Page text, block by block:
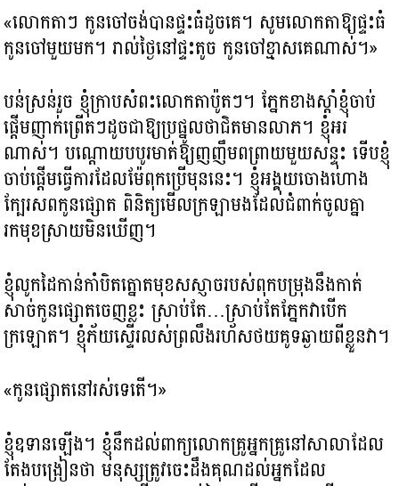
«លោកតាៗ កូនចៅចង់បានផ្ទះធំដូចគេ។ សូមលោកតាឱ្យផ្ទះធំ
កូនចៅមួយមក។ រាល់ថ្ងៃនៅផ្ទះតូច កូនចៅខ្មាសគេណាស់។»
បន់ស្រន់រួច ខ្ញុំក្រាបសំពះលោកតាប៉ូតៗ។ ភ្នែកខាងស្តាំខ្ញុំចាប់
ផ្តើមញាក់ព្រើតៗដូចជាឱ្យប្រផ្នូលថាជិតមានលាភ។​ ខ្ញុំអរ
ណាស់។ បណ្តោយបបូរមាត់ឱ្យញញឹមពព្រាយមួយសន្ទុះ ទើបខ្ញុំ
ចាប់ផ្តើមធ្វើការដែលម៉ែពុកប្រើមុននេះ។ ខ្ញុំអង្គុយចោងហោង
ក្បែរសពកូនផ្សោត ពិនិត្យមើលក្រឡាមងដែលជំពាក់ចូលគ្នា
រកមុខស្រាយមិនឃើញ។
ខ្ញុំលូកដៃកាន់កាំបិតត្នោតមុខសស្ញាចរបស់ពុកបម្រុងនឹងកាត់
សាច់កូនផ្សោតចេញខ្លះ ស្រាប់តែ…ស្រាប់តែភ្នែកវាបើក
ក្រឡោត។ ខ្ញុំភ័យស្ទើរលស់ព្រលឹងរហ័សថយគូទឆ្ងាយពីខ្លួនវា។
«កូនផ្សោតនៅរស់ទេតើ។»
ខ្ញុំឧទានឡើង។ ខ្ញុំនឹកដល់ពាក្យលោកគ្រូអ្នកគ្រូនៅសាលាដែល
តែងបង្រៀនថា មនុស្សត្រូវចេះដឹងគុណដល់អ្នកដែល